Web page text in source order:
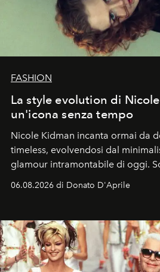
FASHION
La style evolution di
un'icona senza tempo
Nicole Kidman incanta ormai da
timeless, evolvendosi dal
glamour intramontabile di oggi.
Italia la sua style evolution.
06.08.2026 di Donato D'Aprile